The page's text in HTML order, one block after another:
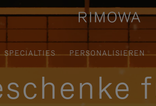
SPECIALTIES PERSONALISIEREN